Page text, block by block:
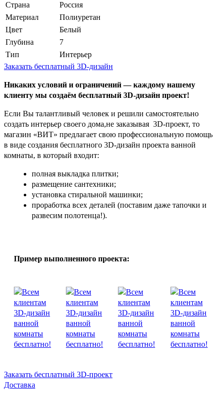
Страна
Россия
Материал
Полиуретан
Цвет
Белый
Глубина
7
Тип
Интерьер
Заказать бесплатный 3D-дизайн
Никаких условий и ограничений — каждому нашему
клиенту мы создаём бесплатный 3D-дизайн проект!
Если Вы талантливый человек и решили самостоятельно
создать интерьер своего дома,не заказывая 3D-проект, то
магазин «ВИТ» предлагает свою профессиональную помощь
в виде создания бесплатного 3D-дизайн проекта ванной
комнаты, в который входит:
полная выкладка плитки;
размещение сантехники;
установка стиральной машинки;
проработка всех деталей (поставим даже тапочки и
развесим полотенца!).
Пример выполненного проекта:
Заказать бесплатный 3D-проект
Доставка